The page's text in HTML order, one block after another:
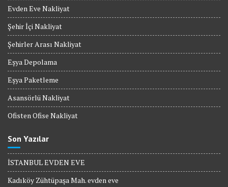
Evden Eve Nakliyat
Şehir İçi Nakliyat
Şehirler Arası Nakliyat
Eşya Depolama
Eşya Paketleme
Asansörlü Nakliyat
Ofisten Ofise Nakliyat
Son Yazılar
İSTANBUL EVDEN EVE
Kadıköy Zühtüpaşa Mah. evden eve